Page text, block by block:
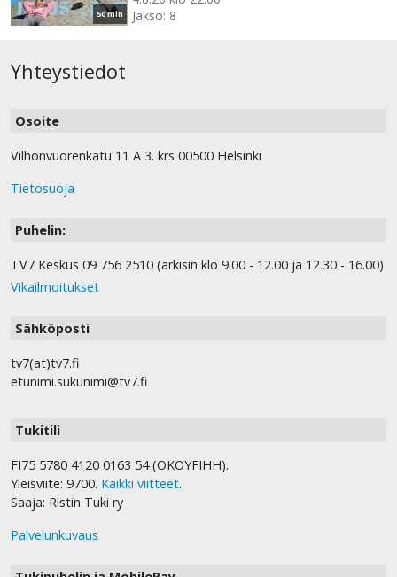
50 min
Jakso: 8
Yhteystiedot
Osoite
Vilhonvuorenkatu 11 A 3. krs 00500 Helsinki
Tietosuoja
Puhelin:
TV7 Keskus 09 756 2510 (arkisin klo 9.00 - 12.00 ja 12.30 - 16.00)
Vikailmoitukset
Sähköposti
tv7(at)tv7.fi
etunimi.sukunimi@tv7.fi
Tukitili
FI75 5780 4120 0163 54 (OKOYFIHH).
Yleisviite: 9700. Kaikki viitteet.
Saaja: Ristin Tuki ry
Palvelunkuvaus